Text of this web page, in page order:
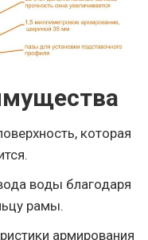
которая
воды благодаря
рамы.
армирования